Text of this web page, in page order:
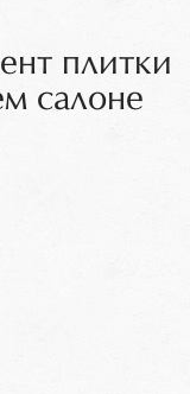
плитки
салоне